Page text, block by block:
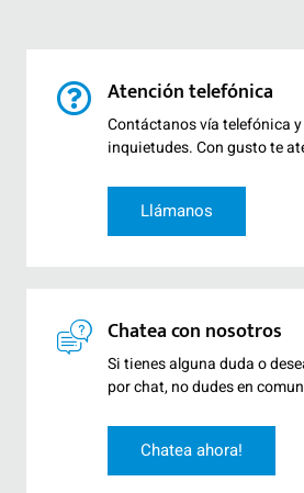
Atención telefónica
Contáctanos vía telefónica
inquietudes. Con gusto te
Llámanos
Chatea con nosotros
Si tienes alguna duda o
por chat, no dudes en
Chatea ahora!